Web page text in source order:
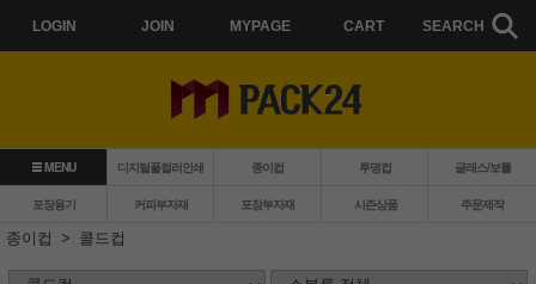
LOGIN JOIN MYPAGE CART SEARCH
MENU 디지털풀컬러인쇄 종이컵 투명컵 글래스/보틀
포장용기 커피부자재 포장부자재 시즌상품
주문제작
종이컵
콜드컵